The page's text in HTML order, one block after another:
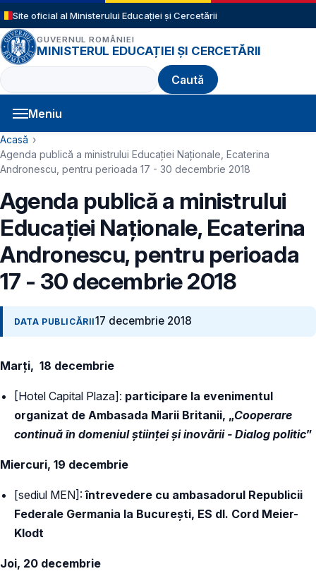
Sari la conținutul principal
Site oficial al Ministerului Educației și Cercetării
GUVERNUL ROMÂNIEI
MINISTERUL EDUCAȚIEI ȘI CERCETĂRII
Caută
Meniu
Navigație principală
Cale de navigare
Acasă
Agenda publică a ministrului Educației Naționale, Ecaterina
Andronescu, pentru perioada 17 - 30 decembrie 2018
Agenda publică a ministrului
Educației Naționale, Ecaterina
Andronescu, pentru perioada
17 - 30 decembrie 2018
DATA PUBLICĂRII17 decembrie 2018
Marți, 18 decembrie
[Hotel Capital Plaza]: participare la evenimentul
organizat de Ambasada Marii Britanii, „Cooperare
continuă în domeniul științei și inovării - Dialog politic”
Miercuri, 19 decembrie
[sediul MEN]: întrevedere cu ambasadorul Republicii
Federale Germania la București, ES dl. Cord Meier-
Klodt
Joi, 20 decembrie